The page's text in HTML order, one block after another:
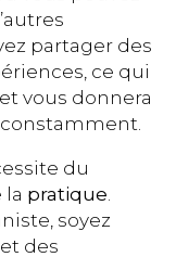
partager des
ce qui
vous donnera
du
la pratique.
soyez
des